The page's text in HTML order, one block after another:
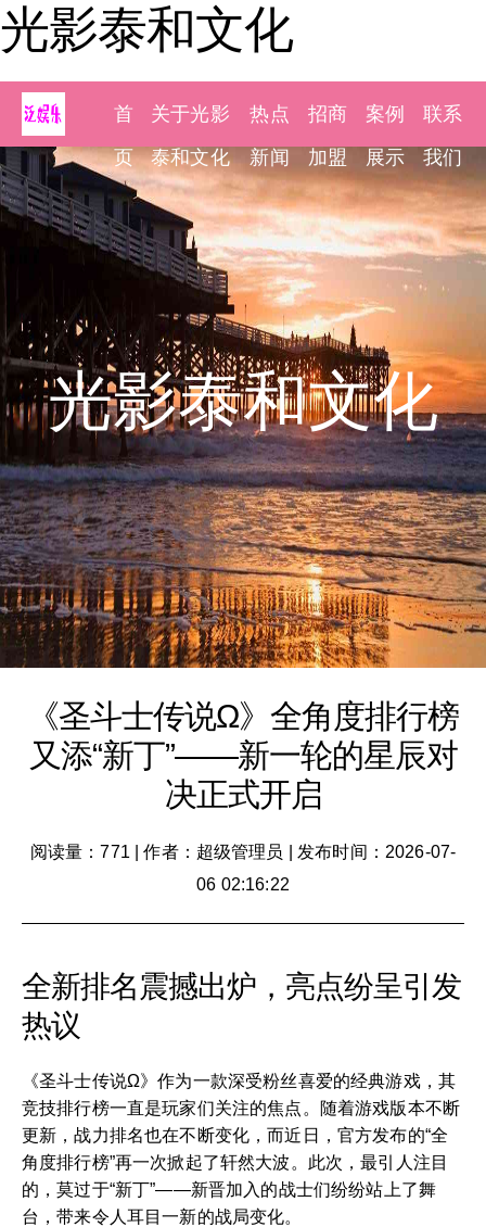
光影泰和文化
首
页
关于光影
泰和文化
热点
新闻
招商
加盟
案例
展示
联系
我们
光影泰和文化
《圣斗士传说Ω》全角度排行榜
又添“新丁”——新一轮的星辰对
决正式开启
阅读量：771 |作者：超级管理员
发布时间：2026-07-
06 02:16:22
全新排名震撼出炉，亮点纷呈引发
热议
《圣斗士传说Ω》作为一款深受粉丝喜爱的经典游戏，其
竞技排行榜一直是玩家们关注的焦点。随着游戏版本不断
更新，战力排名也在不断变化，而近日，官方发布的“全
角度排行榜”再一次掀起了轩然大波。此次，最引人注目
的，莫过于“新丁”——新晋加入的战士们纷纷站上了舞
台，带来令人耳目一新的战局变化。